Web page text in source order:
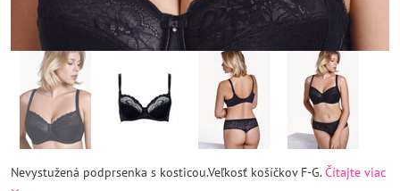
Nevystužená podprsenka s kosticou.Veľkosť košíčkov F-G.Čítajte viac